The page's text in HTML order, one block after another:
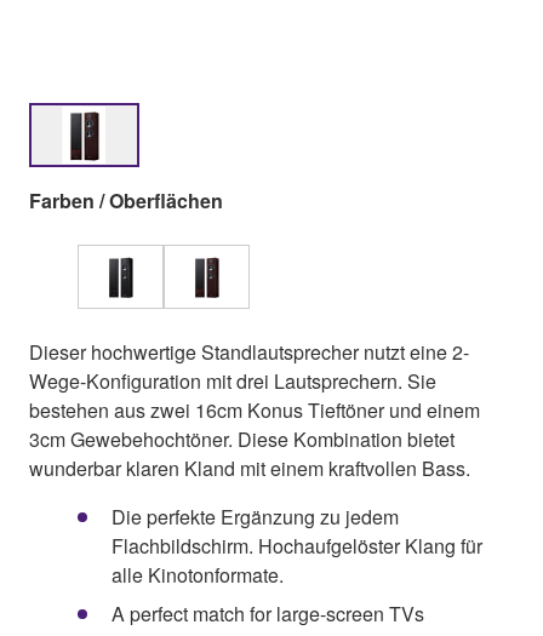
Farben / Oberflächen
Dieser hochwertige Standlautsprecher nutzt eine 2-
Wege-Konfiguration mit drei Lautsprechern. Sie
bestehen aus zwei 16cm Konus Tieftöner und einem
3cm Gewebehochtöner. Diese Kombination bietet
wunderbar klaren Kland mit einem kraftvollen Bass.
Die perfekte Ergänzung zu jedem
Flachbildschirm. Hochaufgelöster Klang für
alle Kinotonformate.
A perfect match for large-screen TVs